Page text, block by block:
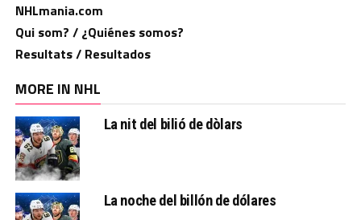
NHLmania.com
Qui som? / ¿Quiénes somos?
Resultats / Resultados
MORE IN NHL
La nit del bilió de dòlars
La noche del billón de dólares